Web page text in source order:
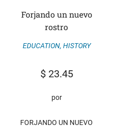
Forjando un nuevo
rostro
EDUCATION, HISTORY
$23.45
por
FORJANDO UN NUEVO